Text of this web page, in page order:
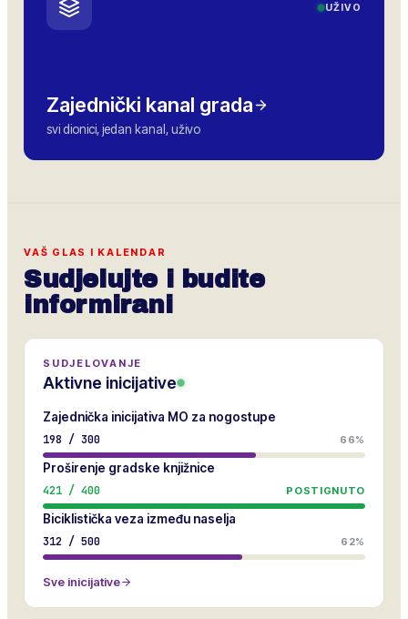
UŽIVO
Zajednički kanal grada
svi dionici, jedan kanal, uživo
VAŠ GLAS I KALENDAR
Sudjelujte i budite
informirani
SUDJELOVANJE
Aktivne inicijative
Zajednička inicijativa MO za nogostupe
198 / 300 66%
Proširenje gradske knjižnice
421 / 400 POSTIGNUTO
Biciklistička veza između naselja
312 / 500 62%
Sve inicijative